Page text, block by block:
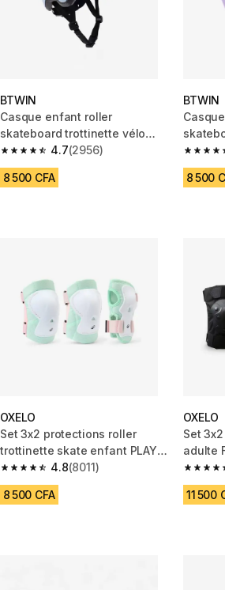
BTWIN
Casque enfant roller
skateboard trottinette vélo
B100 bleu pastel
4.7
4.7 out of 5 stars from 2956 reviews
(2956)
8 500 CFA
BTWIN
B100
4.7
8 500
OXELO
Set 3x2 protections roller
trottinette skate enfant PLAY
Menthe
4.8
4.8 out of 5 stars from 8011 reviews
(8011)
8 500 CFA
OXELO
Set
adulte
4.8
11 500